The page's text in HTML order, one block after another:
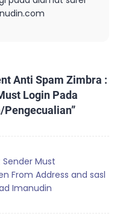
Anti Spam Zimbra :
Login Pada
Pengecualian”
Must
From Address and sasl
Imanudin